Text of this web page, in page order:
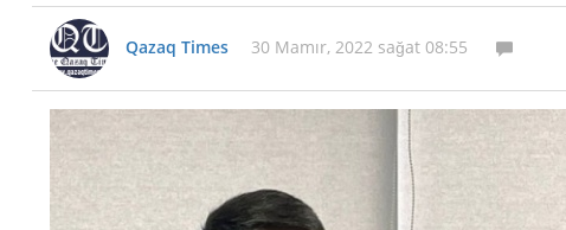
Qazaq Times 30 Mamır, 2022 sağat 08:55